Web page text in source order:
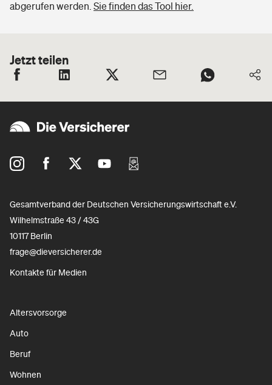
abgerufen werden. Sie finden das Tool hier.
Jetzt teilen
Gesamtverband der Deutschen Versicherungswirtschaft e.V.
Wilhelmstraße 43 / 43G
10117 Berlin
frage@dieversicherer.de
Kontakte für Medien
Altersvorsorge
Auto
Beruf
Wohnen